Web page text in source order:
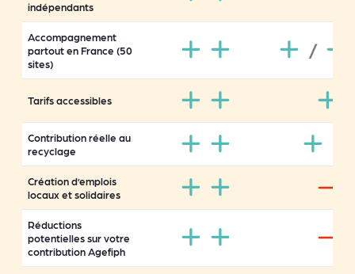
indépendants
Accompagnement
partout en France (50
sites)
/
Tarifs accessibles
Contribution réelle au
recyclage
Création d’emplois
locaux et solidaires
Réductions
potentielles sur votre
contribution Agefiph